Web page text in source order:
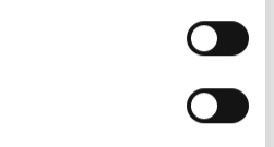
co dotyczy również sektora
obojętni na przekaz